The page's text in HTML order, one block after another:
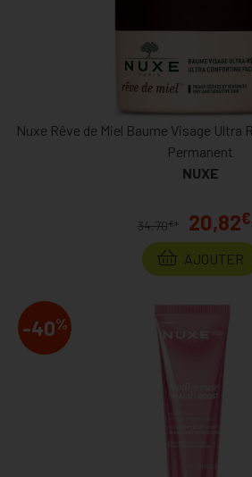
Nuxe Rêve de Miel Baume Visage
Permanent
NUXE
34,70€ * 20,82€
AJOUTER
-40%